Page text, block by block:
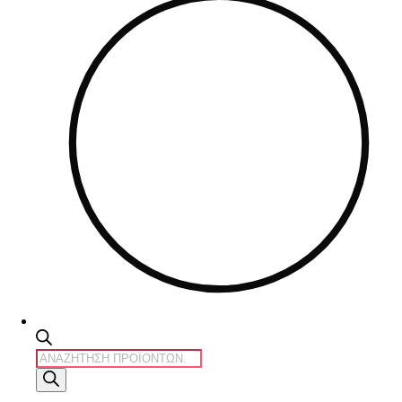
Products
search